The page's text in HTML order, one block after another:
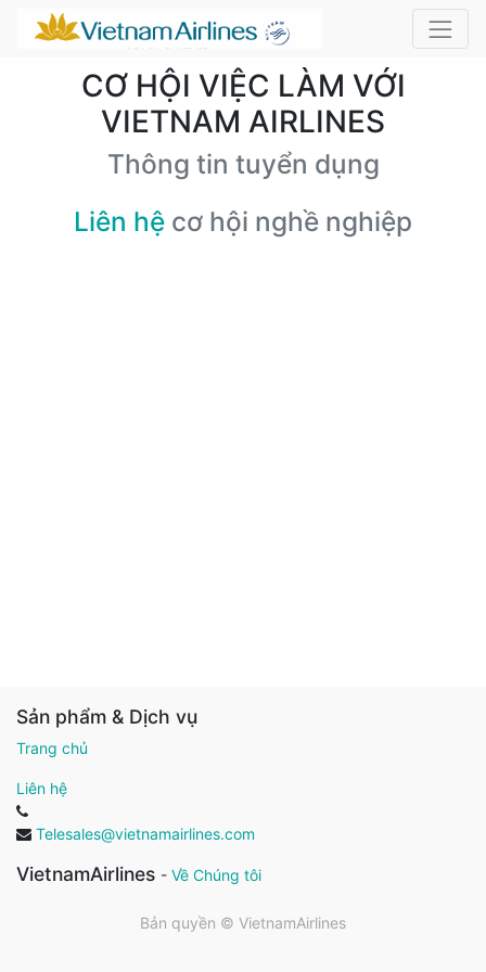
CƠ HỘI VIỆC LÀM VỚI
VIETNAM AIRLINES
Thông tin tuyển dụng
Liên hệ cơ hội nghề nghiệp
Sản phẩm & Dịch vụ
Trang chủ
Liên hệ
Telesales@vietnamairlines.com
VietnamAirlines - Về Chúng tôi
Bản quyền © VietnamAirlines